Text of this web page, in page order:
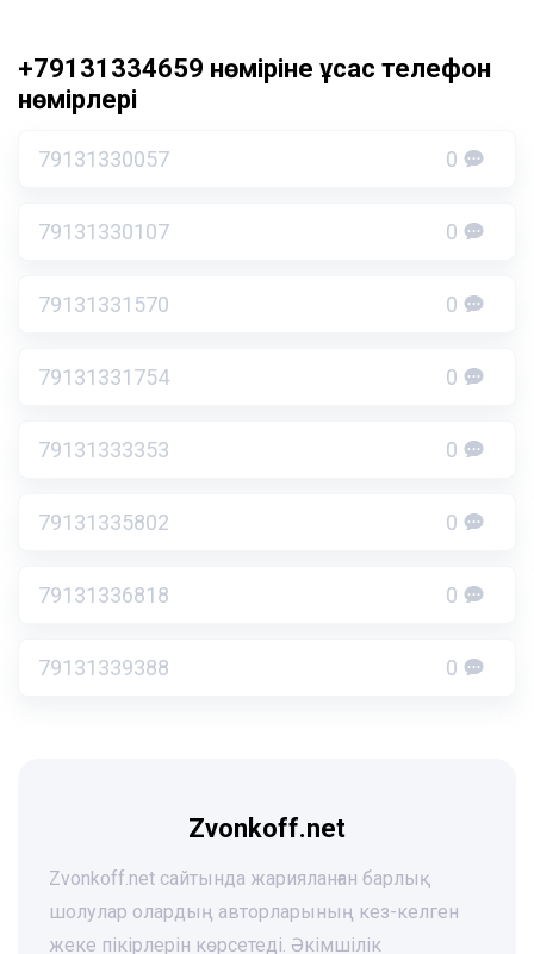
+79131334659 нөміріне ұқсас телефон
нөмірлері
79131330057 0
79131330107 0
79131331570 0
79131331754 0
79131333353 0
79131335802 0
79131336818 0
79131339388 0
Zvonkoff.net
Zvonkoff.net сайтында жарияланған барлық
шолулар олардың авторларының кез-келген
жеке пікірлерін көрсетеді. Әкімшілік